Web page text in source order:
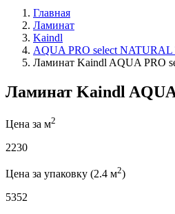
Главная
Ламинат
Kaindl
AQUA PRO select NATURAL
Ламинат Kaindl AQUA PRO
Ламинат Kaindl
Цена за м2
2230
Цена за упаковку (2.4 м2)
5352